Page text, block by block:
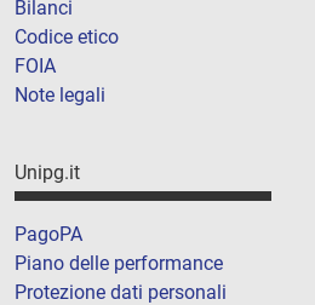
Bilanci
Codice etico
FOIA
Note legali
Unipg.it
PagoPA
Piano delle performance
Protezione dati personali